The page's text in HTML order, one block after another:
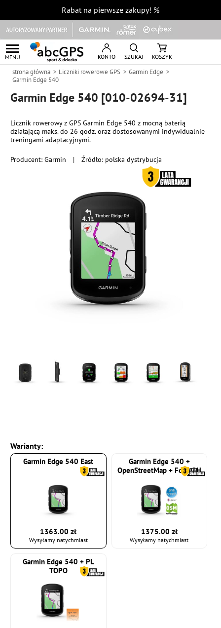
Rabat na pierwsze zakupy! %
MENU KONTO SZUKAJ KOSZYK
strona główna Liczniki rowerowe GPS
Garmin Edge
Garmin Edge 540
Garmin Edge 540 [010-02694-31]
Producent:Garmin | Źródło: polska dystrybucja
Licznik rowerowy z GPS Garmin Edge 540 z mocną baterią
działającą maks. do 26 godz. oraz dostosowanymi indywidualnie
treningami adaptacyjnymi.
Warianty:
Garmin Edge 540 East
1363.00 zł
Wysyłamy natychmiast
Garmin Edge 540 +
OpenStreetMap + Folia 5H
1375.00 zł
Wysyłamy natychmiast
Garmin Edge 540 + PL
TOPO